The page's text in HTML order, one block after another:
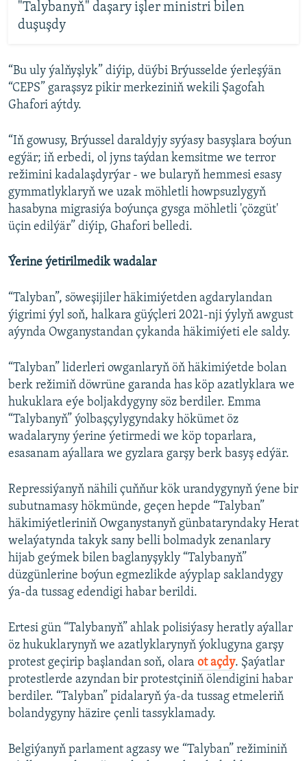
"Talybanyň" daşary işler ministri bilen
duşuşdy
“Bu uly ýalňyşlyk” diýip, düýbi Brýusselde ýerleşýän
“CEPS” garaşsyz pikir merkeziniň wekili Şagofah
Ghafori aýtdy.
“Iň gowusy, Brýussel daraldyjy syýasy basyşlara boýun
egýär; iň erbedi, ol jyns taýdan kemsitme we terror
režimini kadalaşdyrýar - we bularyň hemmesi esasy
gymmatlyklaryň we uzak möhletli howpsuzlygyň
hasabyna migrasiýa boýunça gysga möhletli 'çözgüt'
üçin edilýär” diýip, Ghafori belledi.
Ýerine ýetirilmedik wadalar
“Talyban”, söweşijiler häkimiýetden agdarylandan
ýigrimi ýyl soň, halkara güýçleri 2021-nji ýylyň awgust
aýynda Owganystandan çykanda häkimiýeti ele saldy.
“Talyban” liderleri owganlaryň öň häkimiýetde bolan
berk režimiň döwrüne garanda has köp azatlyklara we
hukuklara eýe boljakdygyny söz berdiler. Emma
“Talybanyň” ýolbaşçylygyndaky hökümet öz
wadalaryny ýerine ýetirmedi we köp toparlara,
esasanam aýallara we gyzlara garşy berk basyş edýär.
Repressiýanyň nähili çuňňur kök urandygynyň ýene bir
subutnamasy hökmünde, geçen hepde “Talyban”
häkimiýetleriniň Owganystanyň günbataryndaky Herat
welaýatynda takyk sany belli bolmadyk zenanlary
hijab geýmek bilen baglanyşykly “Talybanyň”
düzgünlerine boýun egmezlikde aýyplap saklandygy
ýa-da tussag edendigi habar berildi.
Ertesi gün “Talybanyň” ahlak polisiýasy heratly aýallar
öz hukuklarynyň we azatlyklarynyň ýoklugyna garşy
protest geçirip başlandan soň, olara ot açdy. Şaýatlar
protestlerde azyndan bir protestçiniň ölendigini habar
berdiler. “Talyban” pidalaryň ýa-da tussag etmeleriň
bolandygyny häzire çenli tassyklamady.
Belgiýanyň parlament agzasy we “Talyban” režiminiň